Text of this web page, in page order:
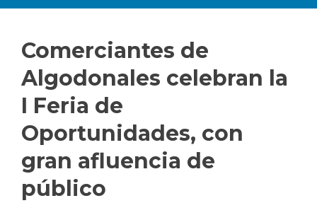
Comerciantes de
Algodonales celebran la
I Feria de
Oportunidades, con
gran afluencia de
público